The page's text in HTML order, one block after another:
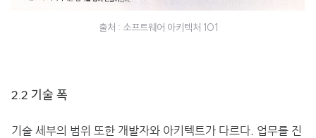
출처 : 소프트웨어 아키텍처 101
2.2 기술 폭
기술 세부의 범위 또한 개발자와 아키텍트가 다르다. 업무를 진